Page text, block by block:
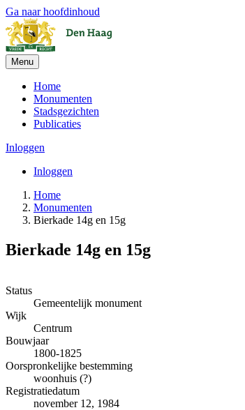
Ga naar hoofdinhoud
Menu
Home
Monumenten
Stadsgezichten
Publicaties
Inloggen
Inloggen
Home
Monumenten
Bierkade 14g en 15g
Bierkade 14g en 15g
+
−
Status
Gemeentelijk monument
Wijk
Centrum
Bouwjaar
1800-1825
Oorspronkelijke bestemming
woonhuis (?)
Registratiedatum
november 12, 1984